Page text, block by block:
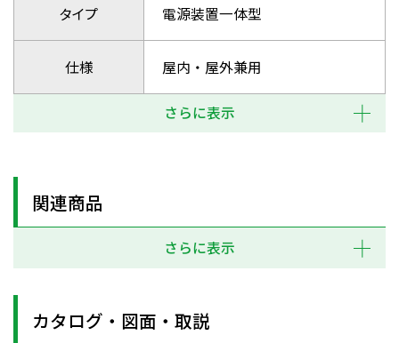
タイプ 電源装置一体型
仕様 屋内・屋外兼用
さらに表示
関連商品
さらに表示
カタログ・図面・取説